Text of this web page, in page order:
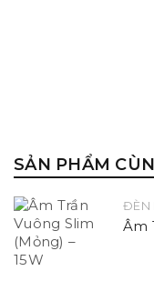
SẢN PHẨM
ĐÈN
Âm